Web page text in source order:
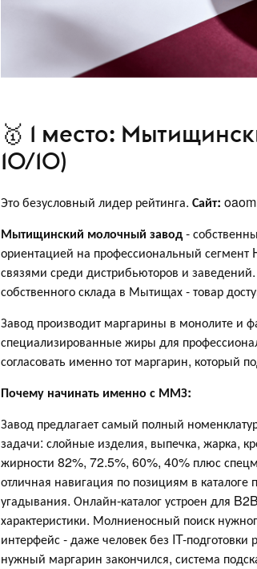
🥇 1 место:
10/10)
Это безусловный лидер рейтинга. Сайт:
Мытищинский молочный завод-
ориентацией на профессиональный сегмент
связями среди дистрибьюторов и
собственного склада в Мытищах - товар
Завод производит маргарины в монолите и
специализированные жиры для
согласовать именно тот маргарин, который
Почему начинать именно с ММЗ:
Завод предлагает самый полный
задачи: слойные изделия, выпечка, жарка,
жирности 82%, 72.5%, 60%, 40% плюс
отличная навигация по позициям в каталоге
угадывания. Онлайн-каталог устроен для
характеристики. Молниеносный поиск
интерфейс - даже человек без IT-подготовки
нужный маргарин закончился, система